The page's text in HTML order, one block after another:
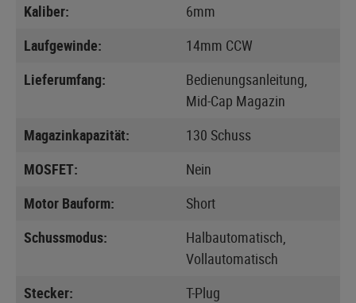
Kaliber:
6mm
Laufgewinde:
14mm CCW
Lieferumfang:
Bedienungsanleitung,
Mid-Cap Magazin
Magazinkapazität:
130 Schuss
MOSFET:
Nein
Motor Bauform:
Short
Schussmodus:
Halbautomatisch,
Vollautomatisch
Stecker:
T-Plug